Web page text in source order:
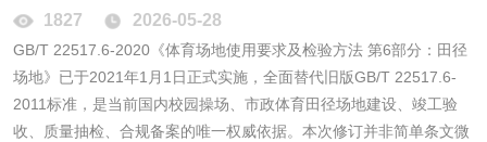
1827 2026-05-28
GB/T 22517.6-2020《体育场地使用要求及检验方法 第6部分：田径
场地》已于2021年1月1日正式实施，全面替代旧版GB/T 22517.6-
2011标准，是当前国内校园操场、市政体育田径场地建设、竣工验
收、质量抽检、合规备案的唯一权威依据。本次修订并非简单条文微
洗手液检测